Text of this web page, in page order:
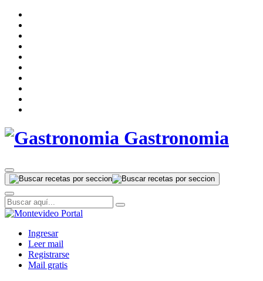
Gastronomia
Ingresar
Leer mail
Registrarse
Mail gratis